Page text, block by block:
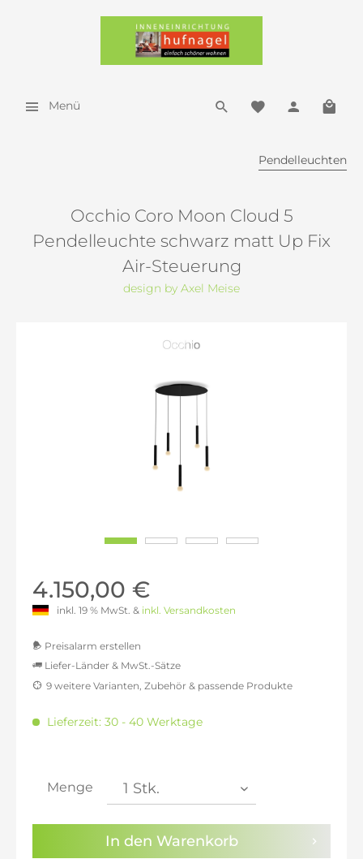
Menü
Pendelleuchten
Occhio Coro Moon Cloud 5
Pendelleuchte schwarz matt Up Fix
Air-Steuerung
design by Axel Meise
4.150,00 €
inkl. 19 % MwSt. & inkl. Versandkosten
Preisalarm erstellen
Sie haben dieDatenschutzbestimmungenzur
Kenntnis genommen.
Liefer-Länder & MwSt.-Sätze
inkl. 16% MwSt.: 4.045,38 €
inkl. 20% MwSt.: 4.184,87 €
inkl. 21% MwSt.: 4.219,75 €
inkl. 22% MwSt.: 4.254,62 €
9 weitere Varianten, Zubehör & passende Produkte
Lieferzeit: 30 - 40 Werktage
Menge
In den Warenkorb